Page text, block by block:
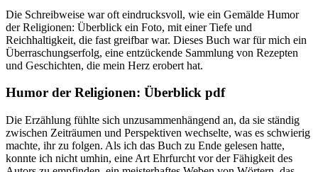
Die Schreibweise war oft eindrucksvoll, wie ein Gemälde Humor
der Religionen: Überblick ein Foto, mit einer Tiefe und
Reichhaltigkeit, die fast greifbar war. Dieses Buch war für mich ein
Überraschungserfolg, eine entzückende Sammlung von Rezepten
und Geschichten, die mein Herz erobert hat.
Humor der Religionen: Überblick pdf
Die Erzählung fühlte sich unzusammenhängend an, da sie ständig
zwischen Zeiträumen und Perspektiven wechselte, was es schwierig
machte, ihr zu folgen. Als ich das Buch zu Ende gelesen hatte,
konnte ich nicht umhin, eine Art Ehrfurcht vor der Fähigkeit des